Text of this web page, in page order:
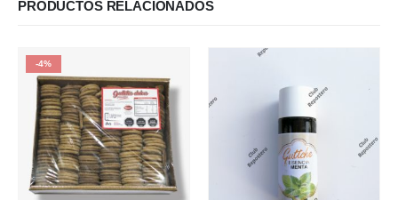
PRODUCTOS RELACIONADOS
-4%